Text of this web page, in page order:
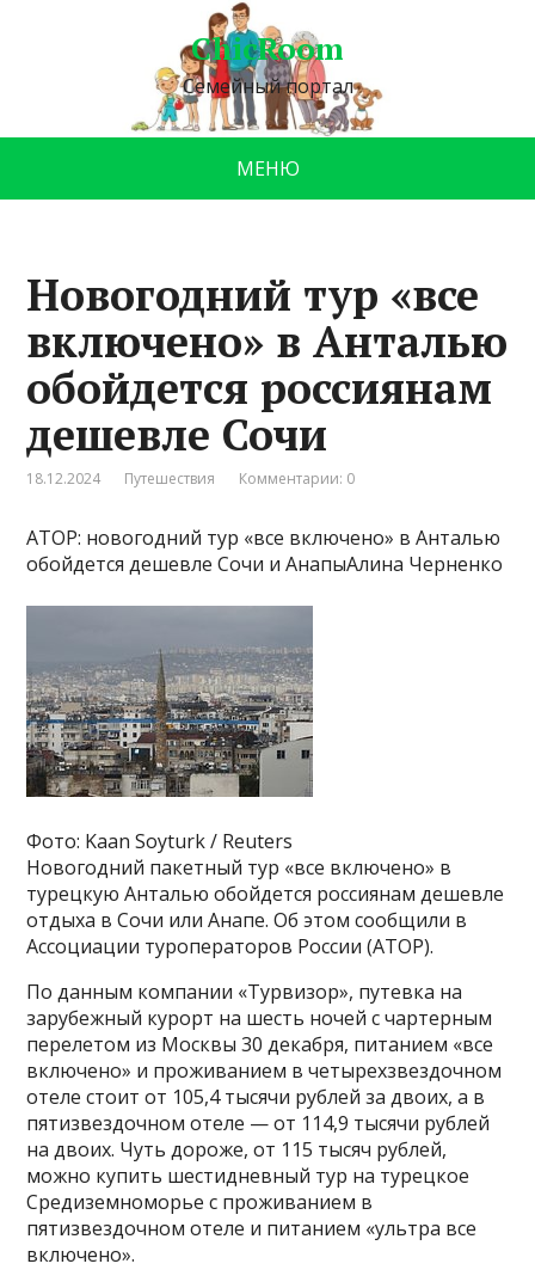
ChicRoom
Семейный портал
МЕНЮ
Новогодний тур «все
включено» в Анталью
обойдется россиянам
дешевле Сочи
18.12.2024 Путешествия Комментарии: 0
АТОР: новогодний тур «все включено» в Анталью
обойдется дешевле Сочи и АнапыАлина Черненко
Фото: Kaan Soyturk / Reuters
Новогодний пакетный тур «все включено» в
турецкую Анталью обойдется россиянам дешевле
отдыха в Сочи или Анапе. Об этом сообщили в
Ассоциации туроператоров России (АТОР).
По данным компании «Турвизор», путевка на
зарубежный курорт на шесть ночей с чартерным
перелетом из Москвы 30 декабря, питанием «все
включено» и проживанием в четырехзвездочном
отеле стоит от 105,4 тысячи рублей за двоих, а в
пятизвездочном отеле — от 114,9 тысячи рублей
на двоих. Чуть дороже, от 115 тысяч рублей,
можно купить шестидневный тур на турецкое
Средиземноморье с проживанием в
пятизвездочном отеле и питанием «ультра все
включено».